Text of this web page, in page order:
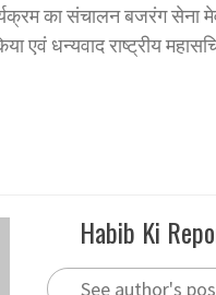
का संचालन बजरंग सेना
एवं धन्यवाद राष्ट्रीय
Habib Ki
See author's